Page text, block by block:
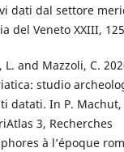
dati dal settore
del Veneto XXIII,
and Mazzoli, C.
studio
datati. In P. Machut,
3, Recherches
à l’époque